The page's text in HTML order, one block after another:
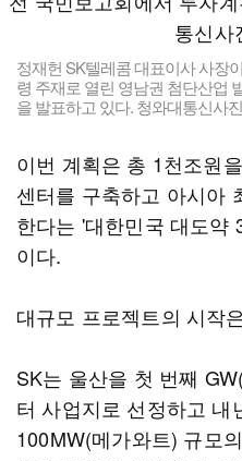
정재헌 SK텔레콤 대표이사 사장
령 주재로 열린 영남권 첨단산업
을 발표하고 있다. 청와대통신사
이번 계획은 총 1천조원
센터를 구축하고 아시아
한다는 '대한민국 대도약
이다.
대규모 프로젝트의 시작
SK는 울산을 첫 번째
터 사업지로 선정하고 내
100MW(메가와트) 규모